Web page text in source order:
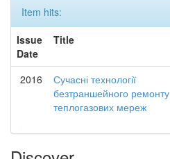
Item hits:
Issue
Date
Title
2016
Сучасні технології
безтраншейного ремонту
теплогазових мереж